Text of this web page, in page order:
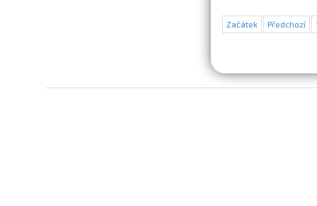
Začátek Předchozí